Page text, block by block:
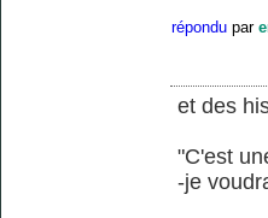
répondu par
et des
"C'est
-je